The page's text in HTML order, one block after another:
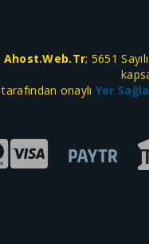
Ahost.Web.Tr; 5651
tarafından onaylı Yer